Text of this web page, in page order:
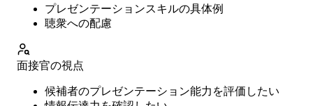
プレゼンテーションスキルの具体例
聴衆への配慮
面接官の視点
候補者のプレゼンテーション能力を評価したい